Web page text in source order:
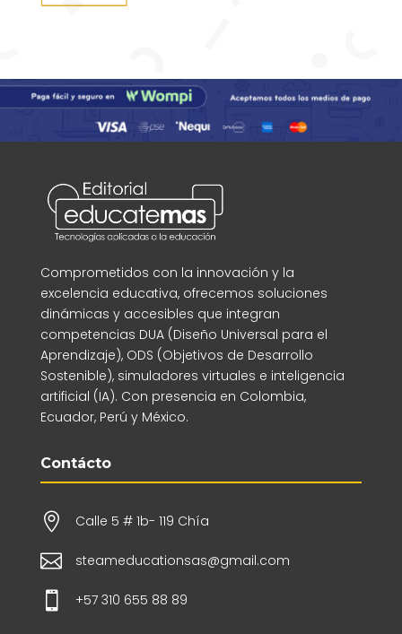
Comprometidos con la innovación y la
excelencia educativa, ofrecemos soluciones
dinámicas y accesibles que integran
competencias DUA (Diseño Universal para el
Aprendizaje), ODS (Objetivos de Desarrollo
Sostenible), simuladores virtuales e inteligencia
artificial (IA). Con presencia en Colombia,
Ecuador, Perú y México.
Contácto
 Calle 5 # 1b- 119 Chía
 steameducationsas@gmail.com
 +57 310 655 88 89